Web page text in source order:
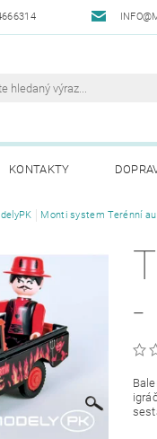
KONTAKTY
Monti system Terénní
-